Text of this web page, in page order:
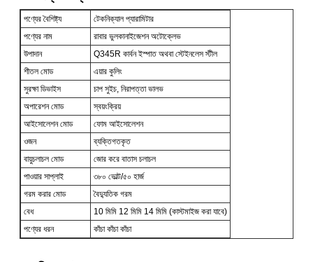
পণ্যের বৈশিষ্ট্য
টেকনিক্যাল প্যারামিটার
পণ্যের নাম
রাবার ভুলকানাইজেশন অটোক্লেভ
উপাদান
Q345R কার্বন ইস্পাত অথবা স্টেইনলেস স্টীল
শীতল মোড
এয়ার কুলিং
সুরক্ষা ডিভাইস
চাপ সুইচ, নিরাপত্তা ভালভ
অপারেশন মোড
স্বয়ংক্রিয়
আইসোলেশন মোড
ফোম আইসোলেশন
ওজন
ব্যক্তিগতকৃত
বায়ুচলাচল মোড
জোর করে বাতাস চলাচল
পাওয়ার সাপ্লাই
৩৮০ ভোল্ট/৫০ হার্জ
গরম করার মোড
বৈদ্যুতিক গরম
বেধ
10 মিমি 12 মিমি 14 মিমি (কাস্টমাইজ করা যাবে)
পণ্যের ধরন
কাঁচা কাঁচা কাঁচা